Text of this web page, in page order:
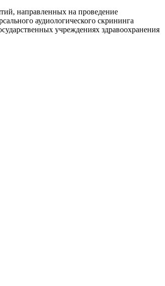
направленных на проведение
аудиологического скрининга
учреждениях здравоохранения